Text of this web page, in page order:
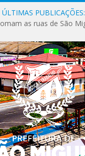
ÚLTIMAS PUBLICAÇÕES: